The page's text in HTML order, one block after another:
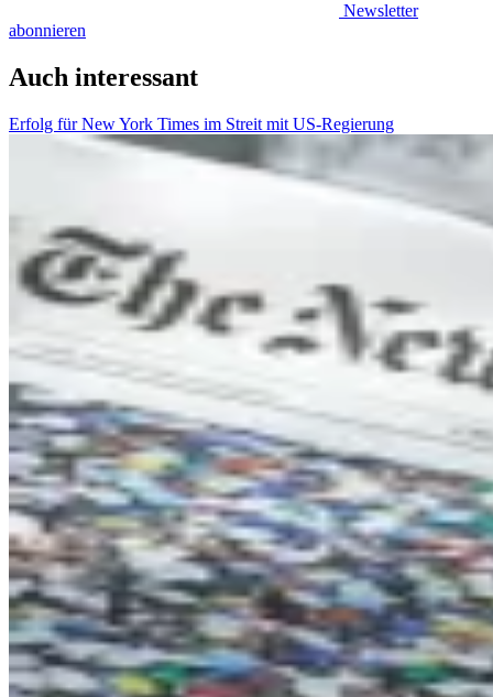
Newsletter
abonnieren
Auch interessant
Erfolg für New York Times im Streit mit US-Regierung